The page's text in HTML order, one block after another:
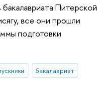
Питерской
все они прошли
подготовки
бакалавриат